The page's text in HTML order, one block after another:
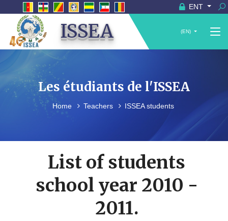
ENT
ISSEA (EN)
Les étudiants de l'ISSEA
Home Teachers ISSEA students
List of students
school year 2010 -
2011.